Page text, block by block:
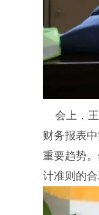
会上，王
财务报表
重要趋势
计准则的